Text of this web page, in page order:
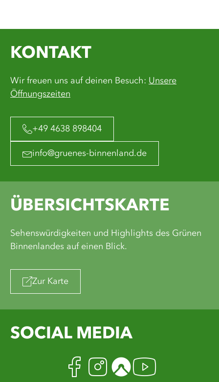
KONTAKT
Wir freuen uns auf deinen Besuch: Unsere
Öffnungszeiten
+49 4638 898404
info@gruenes-binnenland.de
ÜBERSICHTSKARTE
Sehenswürdigkeiten und Highlights des Grünen
Binnenlandes auf einen Blick.
Zur Karte
SOCIAL MEDIA
Facebook
Instagram
Komoot